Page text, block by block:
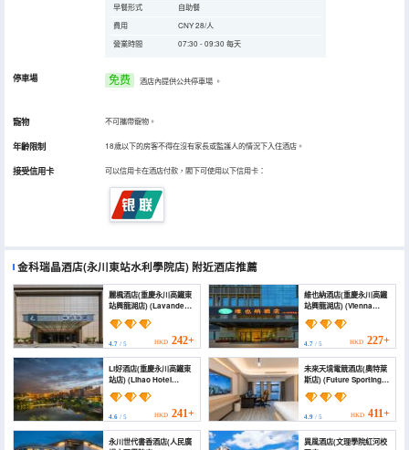
早餐形式
自助餐
費用
CNY 28/人
營業時間
07:30 - 09:30 每天
停車場 免费 酒店內提供公共停車場 。
寵物 不可攜帶寵物。
年齡限制 18歲以下的房客不得在沒有家長或監護人的情況下入住酒店。
接受信用卡 可以信用卡在酒店付款，閣下可使用以下信用卡：
金科瑞晶酒店(永川東站水利學院店) 附近酒店推薦
麗楓酒店(重慶永川高鐵東
站興龍湖店) (Lavande
Yongchuan High-Speed
Railway East Station
Xinglong Lake))
4.7 / 5 HKD 242+
維也納酒店(重慶永川高鐵
站興龍湖店) (Vienna
Yongchuan High-speed
Railway Station
Xinglonghu))
4.7/ 5 HKD 227+
Li好酒店(重慶永川高鐵東
站店) (Lihao Hotel
(Chongqing Yongchuan
High-speed Railway
Station))
4.6 / 5 HKD 241+
未來天境電競酒店(奧特萊
斯店) (Future Sporting
Hotel (Outlets))
4.9/ 5 HKD 411+
永川世代書香酒店(人民廣
異風酒店(文理學院紅河校